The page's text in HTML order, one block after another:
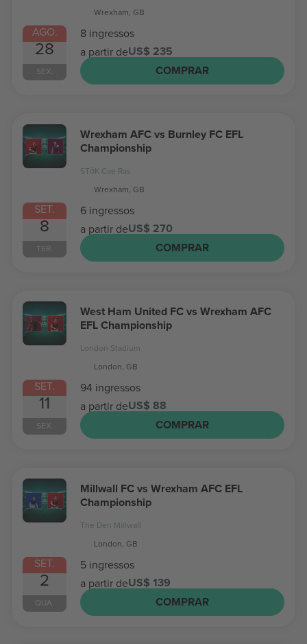
AGO.
28
SEX.
Wrexham, GB
8 ingressos
a partir deUS$ 235
COMPRAR
SET.
8
TER.
Wrexham AFC vs Burnley FC EFL
Championship
STōK Cae Ras
Wrexham, GB
6 ingressos
a partir deUS$ 270
COMPRAR
SET.
11
SEX.
West Ham United FC vs Wrexham AFC
EFL Championship
London Stadium
London, GB
94 ingressos
a partir deUS$ 88
COMPRAR
SET.
2
QUA.
Millwall FC vs Wrexham AFC EFL
Championship
The Den Millwall
London, GB
5 ingressos
a partir deUS$ 139
COMPRAR